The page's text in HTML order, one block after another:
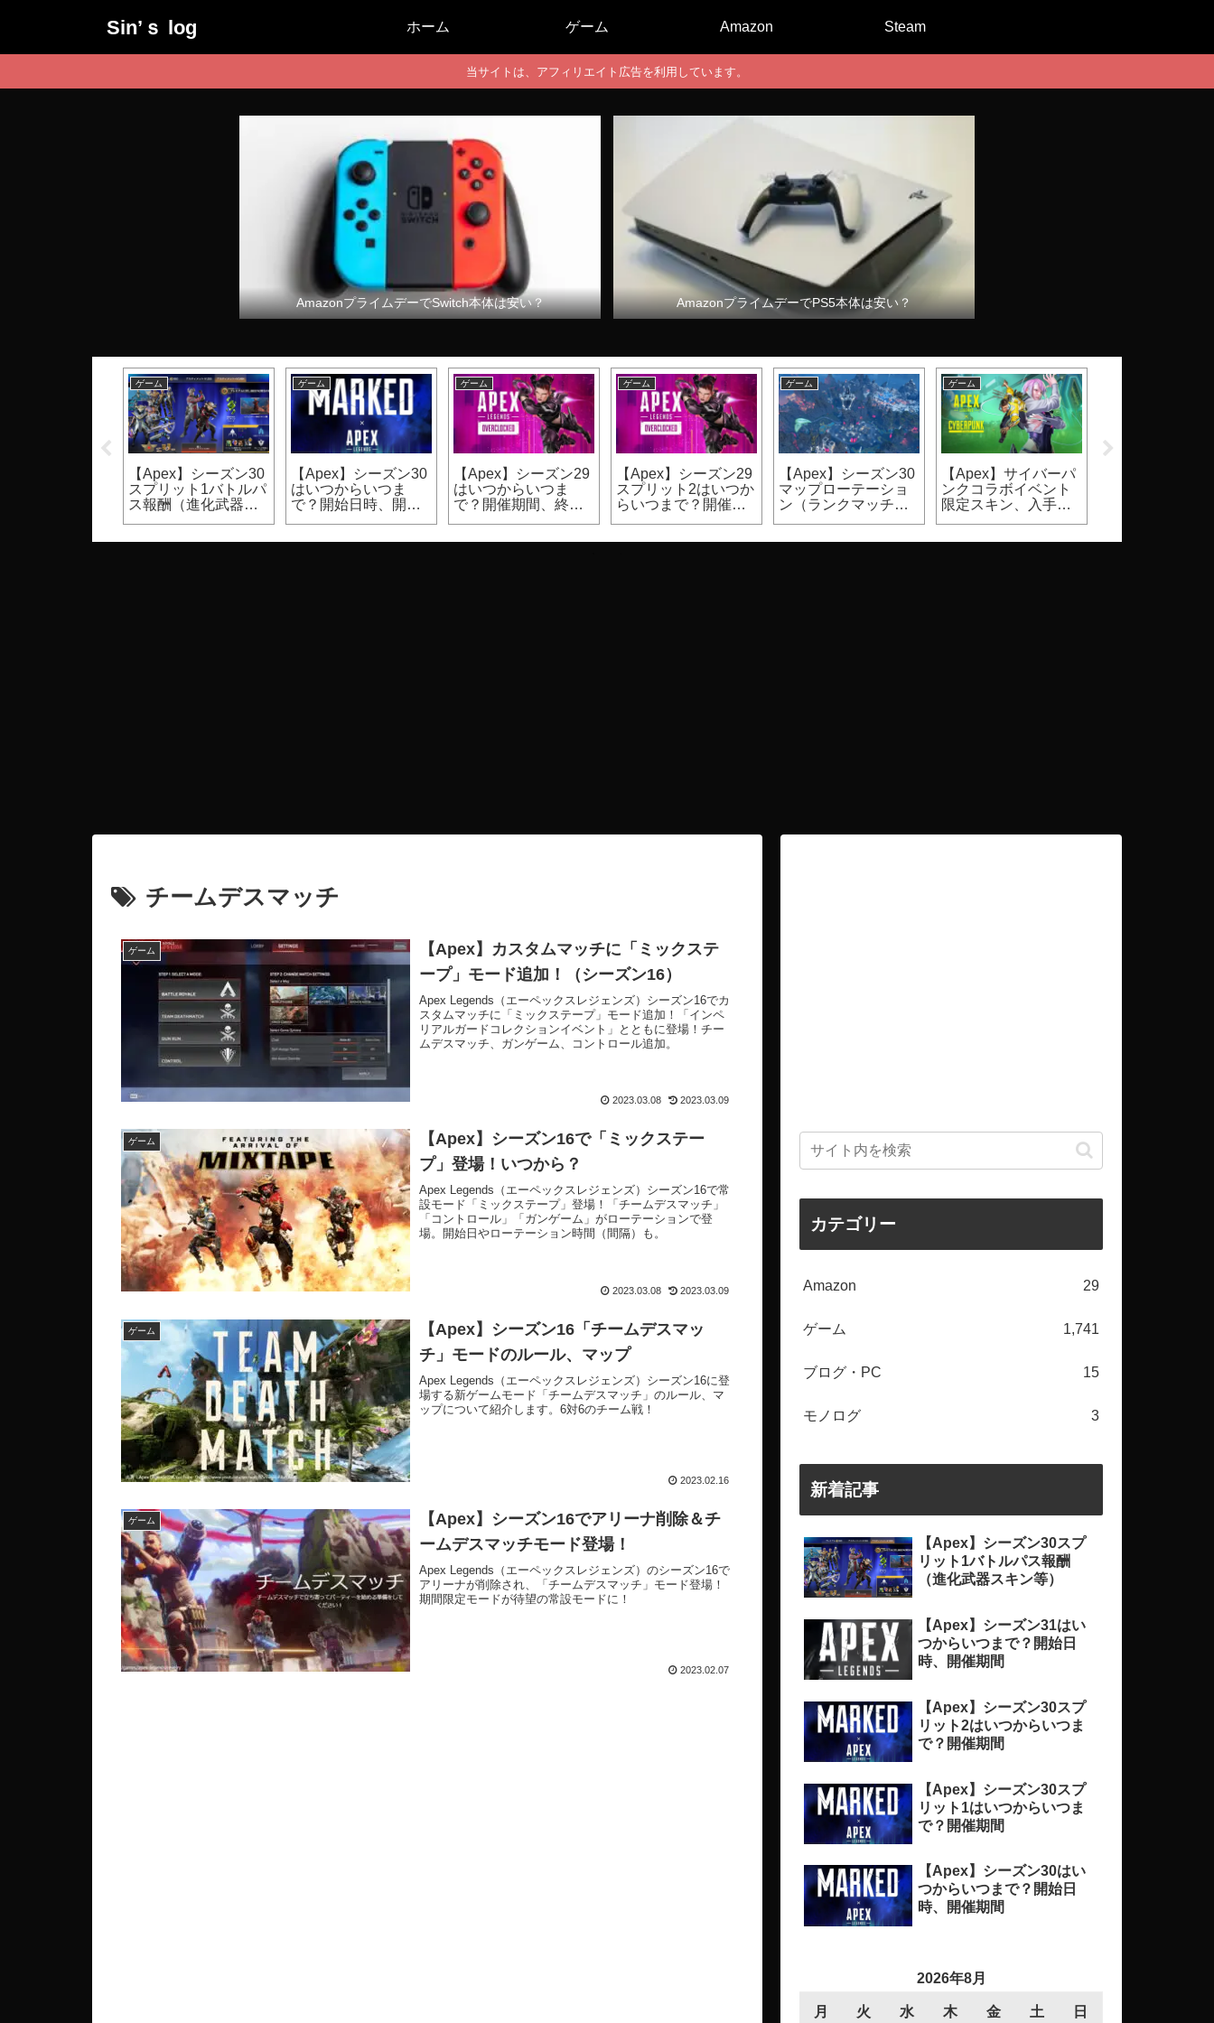
Sin’ｓ log ホーム ゲーム Amazon Steam
当サイトは、アフィリエイト広告を利用しています。
AmazonプライムデーでSwitch本体は安い？ AmazonプライムデーでPS5本体は安い？
ゲーム
【Apex】シーズン30
スプリット1バトルパ
ス報酬（進化武器ス
ゲーム
【Apex】シーズン30
はいつからいつま
で？開始日時、開催
ゲーム
【Apex】シーズン29
はいつからいつま
で？開催期間、終了
ゲーム
【Apex】シーズン29
スプリット2はいつか
らいつまで？開催期
ゲーム
【Apex】シーズン30
マップローテーショ
ン（ランクマッチ、
ゲーム
【Apex】サイバーパ
ンクコラボイベント
限定スキン、入手方
チームデスマッチ
ゲーム
【Apex】カスタムマッチに「ミックステ
ープ」モード追加！（シーズン16）
Apex Legends（エーペックスレジェンズ）シーズン16でカ
スタムマッチに「ミックステープ」モード追加！「インペ
リアルガードコレクションイベント」とともに登場！チー
ムデスマッチ、ガンゲーム、コントロール追加。
2023.03.08 2023.03.09
ゲーム
【Apex】シーズン16で「ミックステー
プ」登場！いつから？
Apex Legends（エーペックスレジェンズ）シーズン16で常
設モード「ミックステープ」登場！「チームデスマッチ」
「コントロール」「ガンゲーム」がローテーションで登
場。開始日やローテーション時間（間隔）も。
2023.03.08 2023.03.09
ゲーム
【Apex】シーズン16「チームデスマッ
チ」モードのルール、マップ
Apex Legends（エーペックスレジェンズ）シーズン16に登
場する新ゲームモード「チームデスマッチ」のルール、マ
ップについて紹介します。6対6のチーム戦！
2023.02.16
ゲーム
【Apex】シーズン16でアリーナ削除＆チ
ームデスマッチモード登場！
Apex Legends（エーペックスレジェンズ）のシーズン16で
アリーナが削除され、「チームデスマッチ」モード登場！
期間限定モードが待望の常設モードに！
2023.02.07
カテゴリー
Amazon 29
ゲーム 1,741
ブログ・PC 15
モノログ 3
新着記事
【Apex】シーズン30スプ
リット1バトルパス報酬
（進化武器スキン等）
【Apex】シーズン31はい
つからいつまで？開始日
時、開催期間
【Apex】シーズン30スプ
リット2はいつからいつま
で？開催期間
【Apex】シーズン30スプ
リット1はいつからいつま
で？開催期間
【Apex】シーズン30はい
つからいつまで？開始日
時、開催期間
2026年8月
月 火 水 木 金 土 日